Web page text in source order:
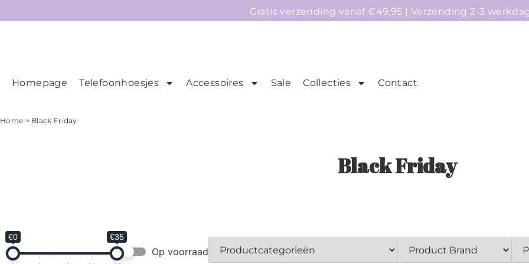
Gratis verzending vanaf €49,95 | Verzending 2-3
Homepage Telefoonhoesjes Accessoires Sale Collecties Contact
Home > Black Friday
Black Friday
€0 €35
Op voorraad